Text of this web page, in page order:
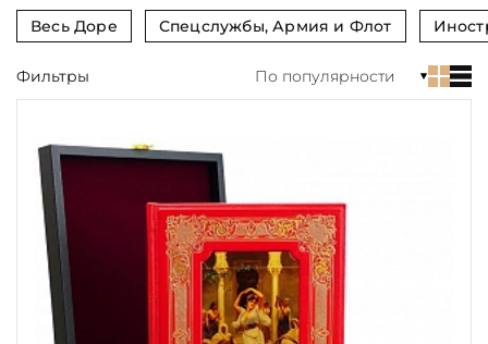
Весь Доре Спецслужбы, Армия и Флот
Обрез
Цвет
Пол и возраст
Кому
Повод
Религия
Теги
Фильтры По популярности